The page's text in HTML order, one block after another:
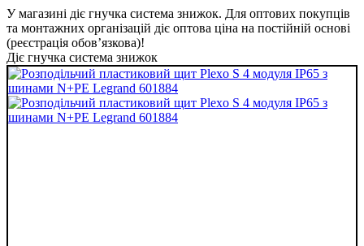
У магазині діє гнучка система знижок. Для оптових покупців
та монтажних організацій діє оптова ціна на постійній основі
(реєстрація обов’язкова)!
Діє гнучка система знижок